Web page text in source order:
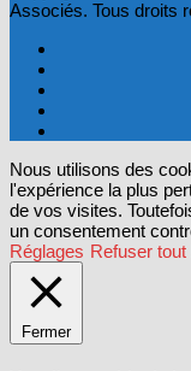
Associés. Tous droits
Nous utilisons des
l'expérience la plus
de vos visites.
un consentement
Réglages Refuser tout
Fermer